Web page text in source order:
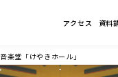
音楽堂「けやきホール」